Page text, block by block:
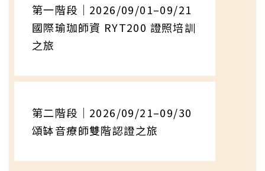
第一階段｜2026/09/01–09/21
國際瑜珈師資 RYT200 證照培訓
之旅
第二階段｜2026/09/21–09/30
頌缽音療師雙階認證之旅